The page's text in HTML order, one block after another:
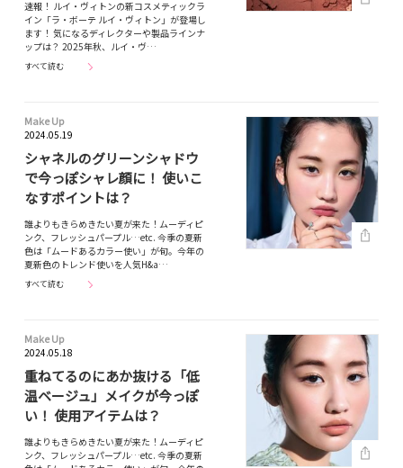
速報！ ルイ・ヴィトンの新コスメティックラ
イン「ラ・ボーテ ルイ・ヴィトン」が登場し
ます！ 気になるディレクターや製品ラインナ
ップは？ 2025年秋、ルイ・ヴ…
すべて読む
Make Up
2024.05.19
シャネルのグリーンシャドウ
で今っぽシャレ顔に！ 使いこ
なすポイントは？
誰よりもきらめきたい夏が来た！ムーディピ
ンク、フレッシュパープル…etc. 今季の夏新
色は「ムードあるカラー使い」が旬。今年の
夏新色のトレンド使いを人気H&a…
すべて読む
Make Up
2024.05.18
重ねてるのにあか抜ける「低
温ベージュ」メイクが今っぽ
い！ 使用アイテムは？
誰よりもきらめきたい夏が来た！ムーディピ
ンク、フレッシュパープル…etc. 今季の夏新